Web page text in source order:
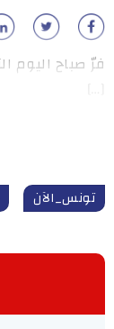
تونس_الآن